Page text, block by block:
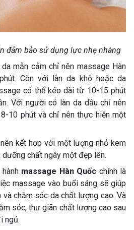
đảm bảo sử dụng lực nhẹ nhàng
mẫn cảm chỉ nên massage Hàn
Còn với làn da khô hoặc da
có thể kéo dài từ 10-15 phút
Với người có làn da dầu chỉ nên
10 phút và chỉ nên thực hiện một
kết hợp với một lượng nhỏ kem
chất ngày một đẹp lên.
massage Hàn Quốc chính là
massage vào buổi sáng sẽ giúp
và chăm sóc da chất lượng cao. Và
sóc, thư giãn chất lượng cao sau
ngủ.